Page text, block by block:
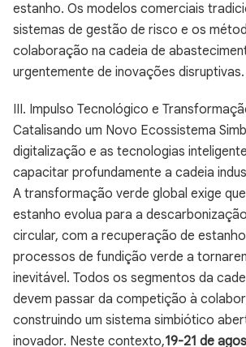
estanho. Os modelos comerciais
sistemas de gestão de risco e os
colaboração na cadeia de
urgentemente de inovações disruptivas.
III. Impulso Tecnológico e
Catalisando um Novo Ecossistema
digitalização e as tecnologias
capacitar profundamente a cadeia
A transformação verde global exige
estanho evolua para a
circular, com a recuperação de
processos de fundição verde a
inevitável. Todos os segmentos da
devem passar da competição à
construindo um sistema simbiótico
inovador. Neste contexto,19-21 de